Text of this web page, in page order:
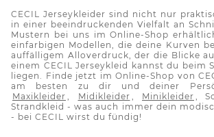
CECIL Jerseykleider sind nicht nur
in einer beeindruckenden Vielfalt an
Mustern bei uns im Online-Shop
einfarbigen Modellen, die deine Kurven
auffälligem Alloverdruck, der die Blicke
einem CECIL Jerseykleid
kannst du beim
liegen. Finde jetzt im Online-Shop von
am besten zu dir und deiner
Maxikleider , Midikleider , Minikleider ,
Strandkleid - was auch immer dein
- bei CECIL wirst du fündig!